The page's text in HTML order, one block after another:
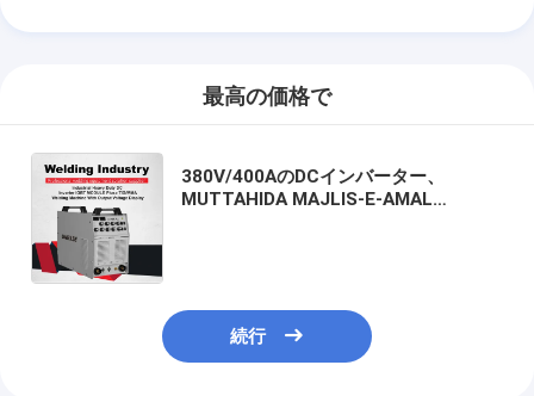
最高の価格で
380V/400AのDCインバーター、
MUTTAHIDA MAJLIS-E-AMAL
続行